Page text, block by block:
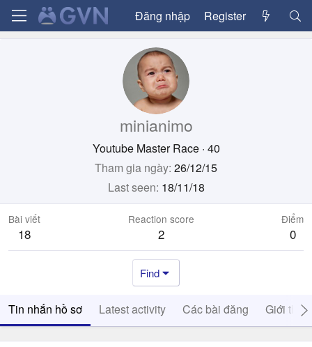
Đăng nhập Register
minianimo
Youtube Master Race · 40
Tham gia ngày 26/12/15
Last seen 18/11/18
Bài viết
18
Reaction score
2
Điểm
0
Find
Tin nhắn hồ sơ Latest activity Các bài đăng Giới thiệu